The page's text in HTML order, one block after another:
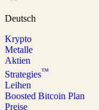
Deutsch
Krypto
Metalle
Aktien
Strategies™
Leihen
Boosted Bitcoin Plan
Preise